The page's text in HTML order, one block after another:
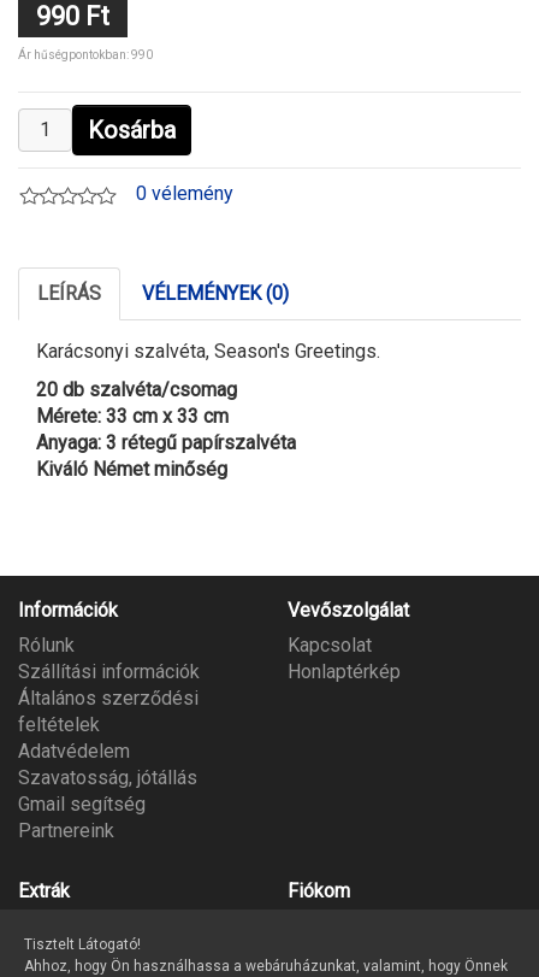
990 Ft
Ár hűségpontokban: 990
Kosárba
0 vélemény
LEÍRÁS VÉLEMÉNYEK (0)
Karácsonyi szalvéta, Season's Greetings.
20 db szalvéta/csomag
Mérete: 33 cm x 33 cm
Anyaga: 3 rétegű papírszalvéta
Kiváló Német minőség
Információk
Rólunk
Szállítási információk
Általános szerződési
feltételek
Adatvédelem
Szavatosság, jótállás
Gmail segítség
Partnereink
Vevőszolgálat
Kapcsolat
Honlaptérkép
Extrák
Ajándék utalvány
Fiókom
Tisztelt Látogató!
Ahhoz, hogy Ön használhassa a webáruházunkat, valamint, hogy Önnek